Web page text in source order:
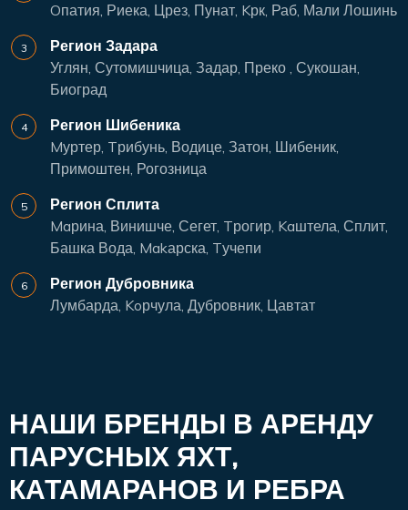
Oпатия, Риека, Црез, Пунат, Kрк, Раб, Мали Лошинь
Регион Задара
Углян, Сутомишчица, Задар, Преко , Сукошан,
Биоград
Регион Шибеника
Mуртер, Tрибунь, Водице, Затон, Шибеник,
Примоштен, Рогозница
Регион Сплита
Maрина, Винишче, Сегет, Tрогир, Kaштела, Сплит,
Башка Вода, Makарска, Tучепи
Регион Дубровника
Лумбарда, Koрчула, Дубровник, Цавтат
НАШИ БРЕНДЫ В АРЕНДУ
ПАРУСНЫХ ЯХТ,
КАТАМАРАНОВ И РЕБРА